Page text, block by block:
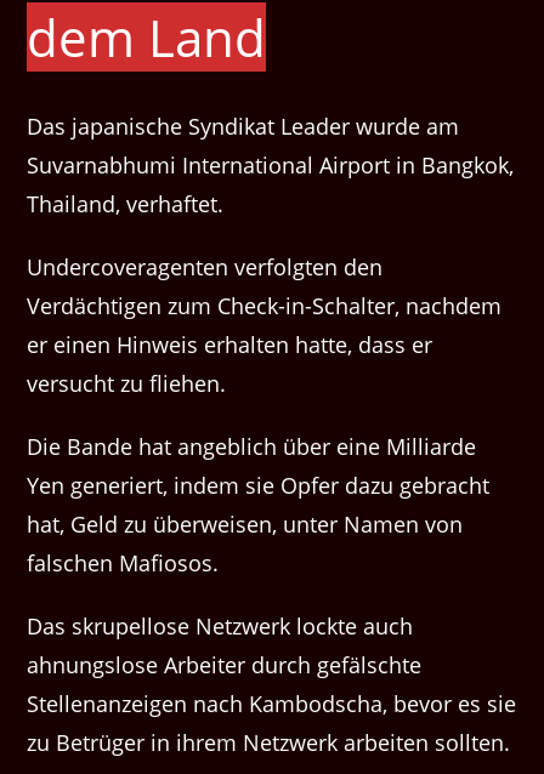
dem Land
Das japanische Syndikat Leader wurde am
Suvarnabhumi International Airport in Bangkok,
Thailand, verhaftet.
Undercoveragenten verfolgten den
Verdächtigen zum Check-in-Schalter, nachdem
er einen Hinweis erhalten hatte, dass er
versucht zu fliehen.
Die Bande hat angeblich über eine Milliarde
Yen generiert, indem sie Opfer dazu gebracht
hat, Geld zu überweisen, unter Namen von
falschen Mafiosos.
Das skrupellose Netzwerk lockte auch
ahnungslose Arbeiter durch gefälschte
Stellenanzeigen nach Kambodscha, bevor es sie
zu Betrüger in ihrem Netzwerk arbeiten sollten.